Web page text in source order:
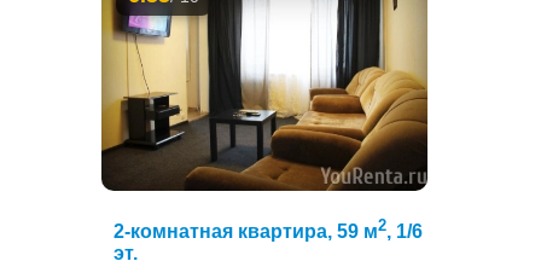
2-комнатная квартира, 59 м2, 1/6
эт.